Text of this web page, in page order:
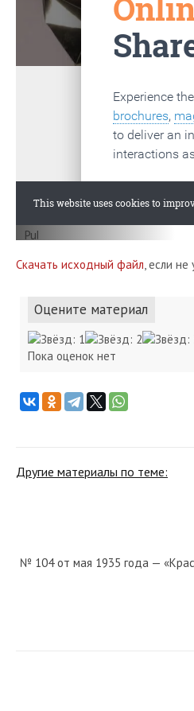
Скачать исходный файл, если не
Оцените материал
Пока оценок нет
Другие материалы по теме:
№ 104 от мая 1935 года —